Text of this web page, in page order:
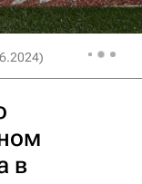
в